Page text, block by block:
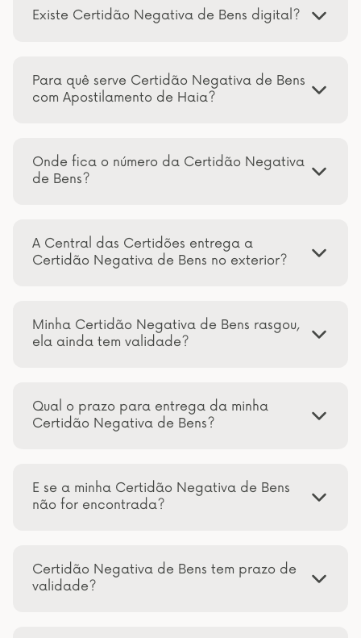
Existe Certidão Negativa de Bens digital?
Para quê serve Certidão Negativa de Bens
com Apostilamento de Haia?
Onde fica o número da Certidão Negativa
de Bens?
A Central das Certidões entrega a
Certidão Negativa de Bens no exterior?
Minha Certidão Negativa de Bens rasgou,
ela ainda tem validade?
Qual o prazo para entrega da minha
Certidão Negativa de Bens?
E se a minha Certidão Negativa de Bens
não for encontrada?
Certidão Negativa de Bens tem prazo de
validade?